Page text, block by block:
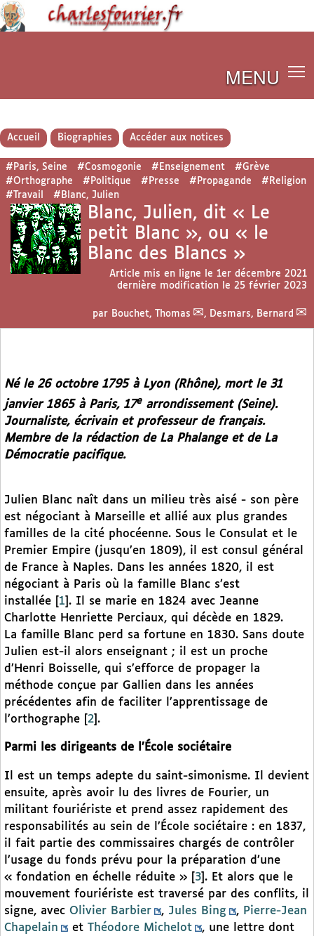
MENU
Accueil Biographies Accéder aux notices
#Paris, Seine #Cosmogonie #Enseignement
#Grève
#Orthographe
#Politique #Presse #Propagande
#Religion
#Travail
#Blanc, Julien
Blanc, Julien, dit « Le
petit Blanc », ou « le
Blanc des Blancs »
Article mis en ligne le 1er décembre 2021
dernière modification le 25 février 2023
par Bouchet, Thomas , Desmars, Bernard
Né le 26 octobre 1795 à Lyon (Rhône), mort le 31
janvier 1865 à Paris, 17earrondissement (Seine).
Journaliste, écrivain et professeur de français.
Membre de la rédaction de La Phalangeet de La
Démocratie pacifique.
Julien Blanc naît dans un milieu très aisé - son père
est négociant à Marseille et allié aux plus grandes
familles de la cité phocéenne. Sous le Consulat et le
Premier Empire (jusqu’en 1809), il est consul général
de France à Naples. Dans les années 1820, il est
négociant à Paris où la famille Blanc s’est
installée
1 . Il se marie en 1824 avec Jeanne
Charlotte Henriette Perciaux, qui décède en 1829.
La famille Blanc perd sa fortune en 1830. Sans doute
Julien est-il alors enseignant ; il est un proche
d’Henri Boisselle, qui s’efforce de propager la
méthode conçue par Gallien dans les années
précédentes afin de faciliter l’apprentissage de
l’orthographe
2 .
Parmi les dirigeants de l’École sociétaire
Il est un temps adepte du saint-simonisme. Il devient
ensuite, après avoir lu des livres de Fourier, un
militant fouriériste et prend assez rapidement des
responsabilités au sein de l’École sociétaire : en 1837,
il fait partie des commissaires chargés de contrôler
l’usage du fonds prévu pour la préparation d’une
« fondation en échelle réduite »
3 . Et alors que le
mouvement fouriériste est traversé par des conflits, il
signe, avec Olivier Barbier , Jules Bing , Pierre-Jean
Chapelain
et Théodore Michelot
, une lettre dont